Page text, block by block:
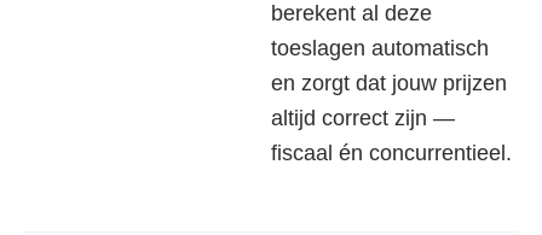
berekent al deze
toeslagen automatisch
en zorgt dat jouw prijzen
altijd correct zijn —
fiscaal én concurrentieel.